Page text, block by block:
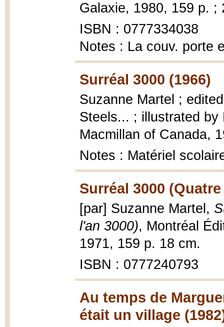
Galaxie, 1980, 159 p. ;
ISBN : 0777334038
Notes : La couv. porte
Surréal 3000 (1966)
Suzanne Martel ;
Steels... ; illustrated
Macmillan of Canada,
Notes : Matériel
Surréal 3000
[par] Suzanne Martel,
l'an 3000), Montréal
1971, 159 p. 18 cm.
ISBN : 0777240793
Au temps de
était un village